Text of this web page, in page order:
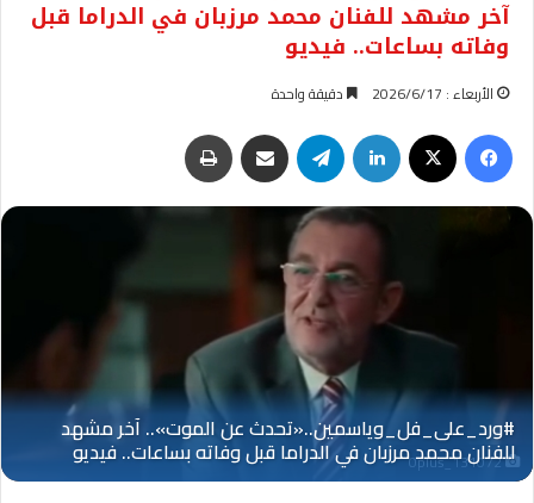
آخر مشهد للفنان محمد مرزبان في الدراما قبل
وفاته بساعات.. فيديو
الأربعاء : 2026/6/17 دقيقة واحدة
فيسبوك لينكدإن تيلقرام مشاركة عبر البريد
Oplus_131072